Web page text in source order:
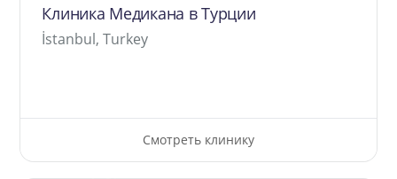
Клиника Медикана в Турции
İstanbul, Turkey
Смотреть клинику